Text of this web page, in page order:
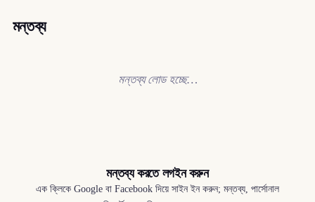
মন্তব্য
মন্তব্য লোড হচ্ছে…
মন্তব্য করতে লগইন করুন
এক ক্লিকে Google বা Facebook দিয়ে সাইন ইন করুন; মন্তব্য, পার্সোনাল